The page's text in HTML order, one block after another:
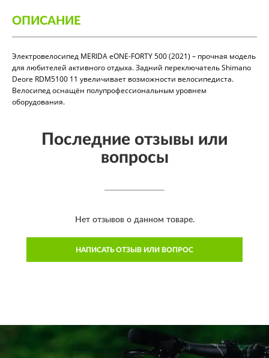
ОПИСАНИЕ
Электровелосипед MERIDA eONE-FORTY 500 (2021) – прочная модель
для любителей активного отдыха. Задний переключатель Shimano
Deore RDM5100 11 увеличивает возможности велосипедиста.
Велосипед оснащён полупрофессиональным уровнем
оборудования.
Последние отзывы или
вопросы
Нет отзывов о данном товаре.
НАПИСАТЬ ОТЗЫВ ИЛИ ВОПРОС